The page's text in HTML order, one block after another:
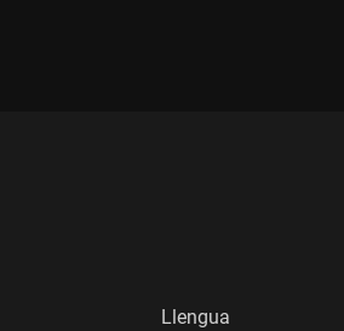
Llengua